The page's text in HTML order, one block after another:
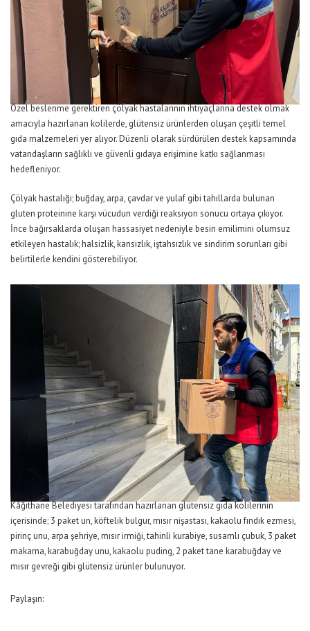
Özel beslenme gerektiren çölyak hastalarının ihtiyaçlarına destek olmak
amacıyla hazırlanan kolilerde, glütensiz ürünlerden oluşan çeşitli temel
gıda malzemeleri yer alıyor. Düzenli olarak sürdürülen destek kapsamında
vatandaşların sağlıklı ve güvenli gıdaya erişimine katkı sağlanması
hedefleniyor.
Çölyak hastalığı; buğday, arpa, çavdar ve yulaf gibi tahıllarda bulunan
gluten proteinine karşı vücudun verdiği reaksiyon sonucu ortaya çıkıyor.
İnce bağırsaklarda oluşan hassasiyet nedeniyle besin emilimini olumsuz
etkileyen hastalık; halsizlik, kansızlık, iştahsızlık ve sindirim sorunları gibi
belirtilerle kendini gösterebiliyor.
Kâğıthane Belediyesi tarafından hazırlanan glütensiz gıda kolilerinin
içerisinde; 3 paket un, köftelik bulgur, mısır nişastası, kakaolu fındık ezmesi,
pirinç unu, arpa şehriye, mısır irmiği, tahinli kurabiye, susamlı çubuk, 3 paket
makarna, karabuğday unu, kakaolu puding, 2 paket tane karabuğday ve
mısır gevreği gibi glütensiz ürünler bulunuyor.
Paylaşın: